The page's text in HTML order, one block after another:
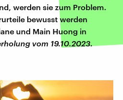
werden sie zum Problem.
bewusst werden
und Main Huong in
vom 19.10.2023.